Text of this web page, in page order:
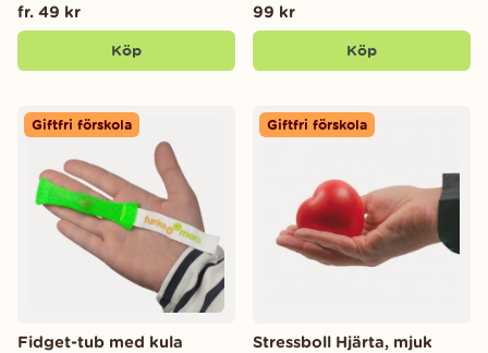
fr. 49 kr
Köp
99 kr
Köp
Giftfri förskola
Fidget-tub med kula
Giftfri förskola
Stressboll Hjärta, mjuk